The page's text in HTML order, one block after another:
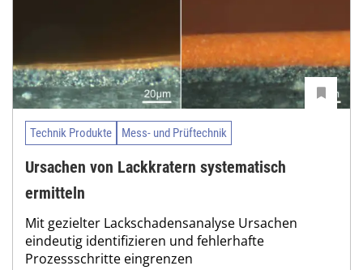
Technik Produkte Mess- und Prüftechnik
Ursachen von Lackkratern systematisch
ermitteln
Mit gezielter Lackschadensanalyse Ursachen
eindeutig identifizieren und fehlerhafte
Prozessschritte eingrenzen